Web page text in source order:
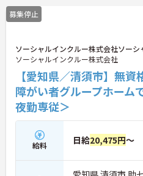
募集停止
ソーシャルインクルー株式会社ソー
ソーシャルインクルー株式会社
【愛知県／清須市】無
障がい者グループホーム
夜勤専従＞
給料 日給20,475円～